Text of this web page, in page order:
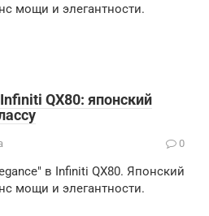
мощи и элегантности.
QX80: японский
0
в Infiniti QX80. Японский
мощи и элегантности.